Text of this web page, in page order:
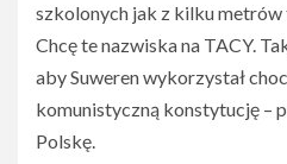
szkolonych jak z kilku metrów
Chcę te nazwiska na TACY.
aby Suweren wykorzystał
komunistyczną konstytucję –
Polskę.